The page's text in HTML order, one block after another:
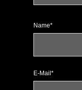
Name*
E-Mail*